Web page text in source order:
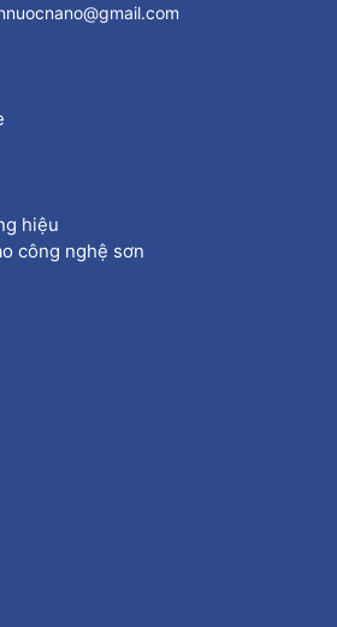
hiệu
công nghệ sơn